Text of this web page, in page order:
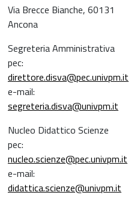
Via Brecce Bianche, 60131
Ancona
Segreteria Amministrativa
pec:
direttore.disva@pec.univpm.it
e-mail:
segreteria.disva@univpm.it
Nucleo Didattico Scienze
pec:
nucleo.scienze@pec.univpm.it
e-mail:
didattica.scienze@univpm.it